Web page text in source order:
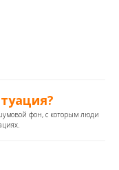
фон, с которым люди